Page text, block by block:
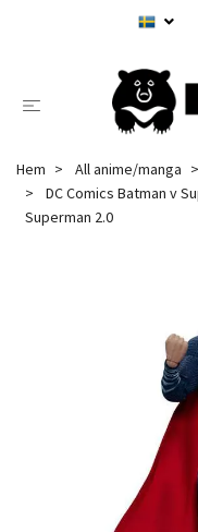
Hem All anime/manga
DC Comics Batman v
Superman 2.0